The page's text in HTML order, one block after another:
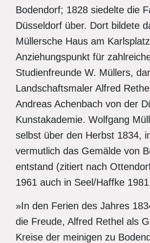
Bodendorf; 1828 siedelte die
Düsseldorf über. Dort bildete
Müllersche Haus am
Anziehungspunkt für
Studienfreunde W. Müllers,
Landschaftsmaler Alfred
Andreas Achenbach von der
Kunstakademie. Wolfgang
selbst über den Herbst 1834,
vermutlich das Gemälde von
entstand (zitiert nach
1961 auch in Seel/Haffke
»In den Ferien des Jahres
die Freude, Alfred Rethel als
Kreise der meinigen zu